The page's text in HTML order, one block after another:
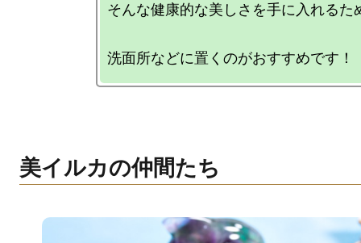
そんな健康的な美しさを手に入れるた
美イルカの仲間たち